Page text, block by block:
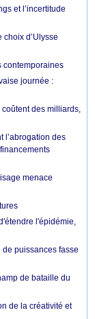
et l’incertitude
d’Ulysse
contemporaines
journée :
des milliards,
l’abrogation des
menace
l'épidémie,
de puissances fasse
de bataille du
de la créativité et